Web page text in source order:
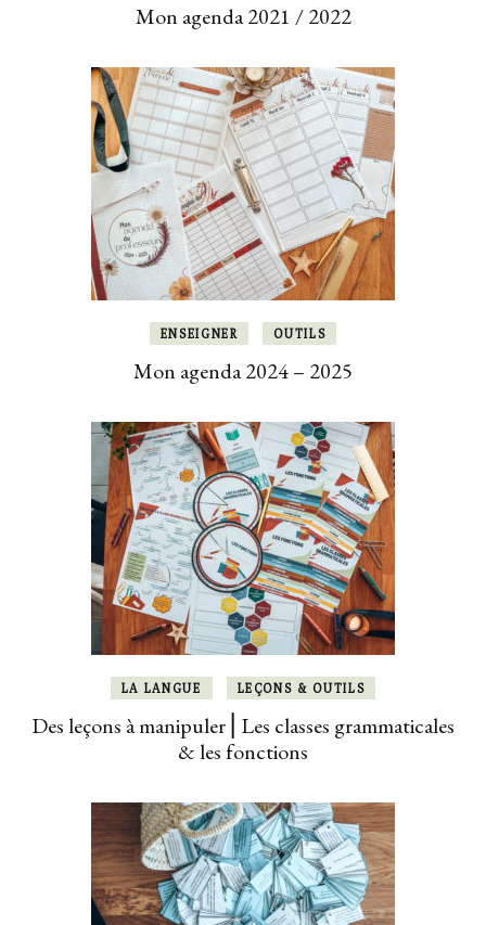
Mon agenda 2021 / 2022
ENSEIGNER OUTILS
Mon agenda 2024 – 2025
LA LANGUE LEÇONS & OUTILS
Des leçons à manipuler ⎜Les classes grammaticales
& les fonctions